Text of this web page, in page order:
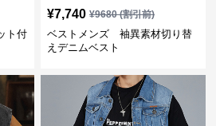
ト付
¥7,740 ¥9680(割引前)
ベストメンズ 袖異素材切り替
えデニムベスト